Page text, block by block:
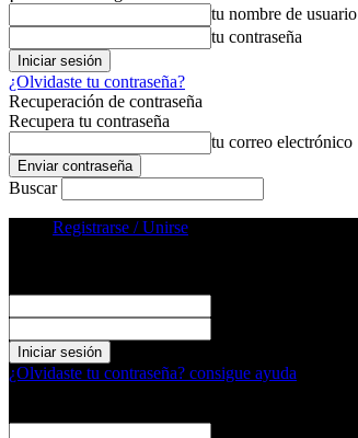
tu nombre de usuario
tu contraseña
¿Olvidaste tu contraseña?
Recuperación de contraseña
Recupera tu contraseña
tu correo electrónico
Buscar
Registrarse / Unirse
¿Olvidaste tu contraseña? consigue ayuda